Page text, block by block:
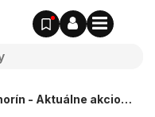
- Aktuálne akciové